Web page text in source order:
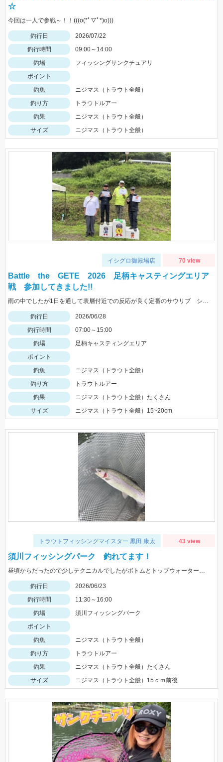
☆
今回は一人で参戦～！！(((o(*ﾟ▽ﾟ*)o)))
釣行日
2026/07/22
釣行時間
09:00～14:00
釣場
フィッシングサンクチュアリ
ポイント
釣魚
ニジマス（トラウト全般）
釣り方
トラウトルアー
釣果
ニジマス（トラウト全般）
サイズ
ニジマス（トラウト全般）
イシグロ御殿場店 70 view
Battle the GETE 2026 足柄キャスティングエリア
戦 参加してきました!!
雨の中でしたが1日を通して表層付近での反応が良く定番のサウリブ シャースFe0.4ｇ、0.6ｇ ロデオクラフト ファットモカＪｒＳＲＨＦに反応が良かったです。
釣行日
2026/06/28
釣行時間
07:00～15:00
釣場
足柄キャスティングエリア
ポイント
釣魚
ニジマス（トラウト全般）
釣り方
トラウトルアー
釣果
ニジマス（トラウト全般）たくさん
サイズ
ニジマス（トラウト全般）15~20cm
トラウトフィッシングマイスター 黒田 康太 43 view
須川フィッシングパーク 釣れてます！
昼頃からだったので少しテクニカルでしたがボトムとトップウォータールアーがよく釣れました！
釣行日
2026/06/23
釣行時間
11:30～16:00
釣場
須川フィッシングパーク
ポイント
釣魚
ニジマス（トラウト全般）
釣り方
トラウトルアー
釣果
ニジマス（トラウト全般）たくさん
サイズ
ニジマス（トラウト全般）15ｃｍ前後